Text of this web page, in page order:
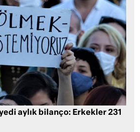
aylık bilanço: Erkekler 231